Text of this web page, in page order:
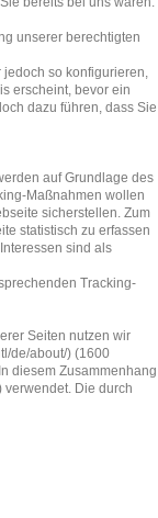
unserer berechtigten
jedoch so konfigurieren,
erscheint, bevor ein
dazu führen, dass Sie
auf Grundlage des
Maßnahmen wollen
sicherstellen. Zum
statistisch zu erfassen
sind als
Tracking-
Seiten nutzen wir
de/about/) (1600
diesem Zusammenhang
Die durch